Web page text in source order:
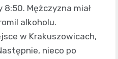
8:50. Mężczyzna miał
alkoholu.
w Krakuszowicach,
nieco po